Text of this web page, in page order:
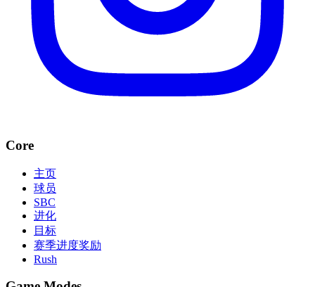
Core
主页
球员
SBC
进化
目标
赛季进度奖励
Rush